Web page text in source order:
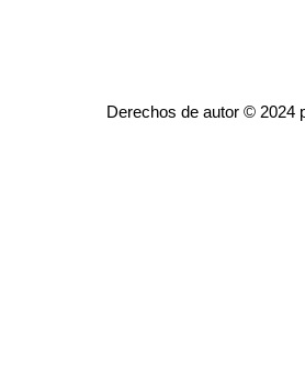
Derechos de autor © 2024